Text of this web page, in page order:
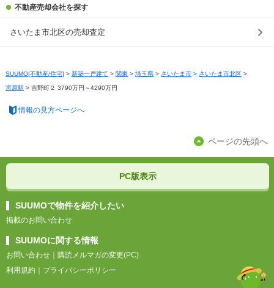
不動産売却会社を探す
さいたま市北区の売却査定
SUUMO[不動産/住宅] > 新築一戸建て > 関東 > 埼玉県 > さいたま市 > さいたま市北区 >
宮原駅 > 吉野町２ 3790万円～4290万円
情報の見方ページへ
ページの先頭へ
PC版表示
SUUMOで物件を紹介したい
掲載のお問い合わせ
SUUMOに関する情報
お問い合わせ ｜ 購読メルマガの変更(PC)
利用規約 ｜ プライバシーポリシー